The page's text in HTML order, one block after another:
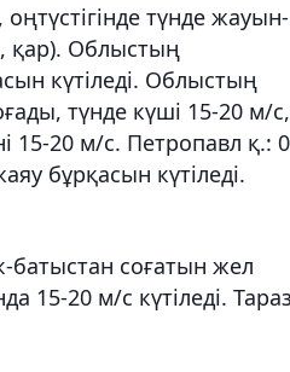
түнде жауын-
қар). Облыстың
күтіледі. Облыстың
түнде күші 15-20 м/с,
15-20 м/с. Петропавл қ.:
бұрқасын күтіледі.
батыстан соғатын жел
15-20 м/с күтіледі.